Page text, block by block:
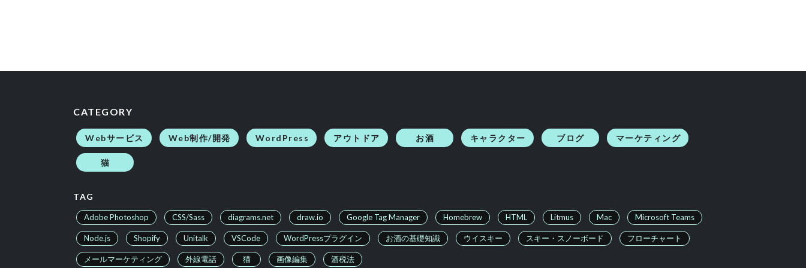
CATEGORY
Webサービス Web制作/開発 WordPress アウトドア お酒 キャラクター ブログ マーケティング
猫
TAG
Adobe Photoshop CSS/Sass diagrams.net draw.io Google Tag Manager Homebrew HTML Litmus Mac Microsoft Teams
Node.js Shopify Unitalk VSCode WordPressプラグイン お酒の基礎知識 ウイスキー スキー・スノーボード フローチャート
メールマーケティング 外線電話 猫 画像編集 酒税法